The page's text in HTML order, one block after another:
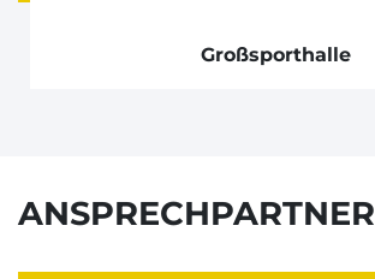
Großsporthalle
ANSPRECHPARTNER